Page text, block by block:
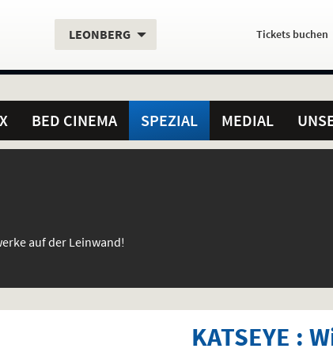
Aktueller
LEONBERG. Servicefunktionen
Aktuelles
HierTickets buchen
BED CINEMA SPEZIAL MEDIAL
auf der Leinwand!
KATSEYE :